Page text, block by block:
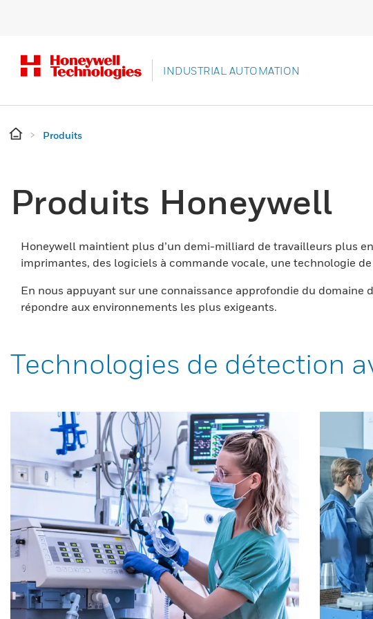
INDUSTRIAL AUTOMATION
Produits
Produits Honeywell
Honeywell maintient plus d’un demi-milliard de travailleurs plus
imprimantes, des logiciels à commande vocale, une technologie
En nous appuyant sur une connaissance approfondie du
répondre aux environnements les plus exigeants.
Technologies de détection